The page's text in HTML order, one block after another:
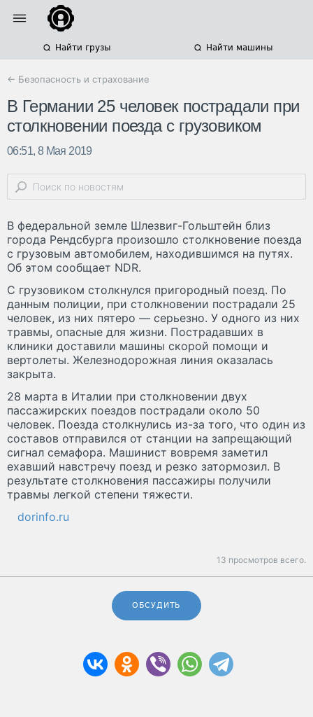
Найти грузы Найти машины
← Безопасность и страхование
В Германии 25 человек пострадали при
столкновении поезда с грузовиком
06:51, 8 Мая 2019
В федеральной земле Шлезвиг-Гольштейн близ
города Рендсбурга произошло столкновение поезда
с грузовым автомобилем, находившимся на путях.
Об этом сообщает NDR.
С грузовиком столкнулся пригородный поезд. По
данным полиции, при столкновении пострадали 25
человек, из них пятеро — серьезно. У одного из них
травмы, опасные для жизни. Пострадавших в
клиники доставили машины скорой помощи и
вертолеты. Железнодорожная линия оказалась
закрыта.
28 марта в Италии при столкновении двух
пассажирских поездов пострадали около 50
человек. Поезда столкнулись из-за того, что один из
составов отправился от станции на запрещающий
сигнал семафора. Машинист вовремя заметил
ехавший навстречу поезд и резко затормозил. В
результате столкновения пассажиры получили
травмы легкой степени тяжести.
dorinfo.ru
13 просмотров всего.
ОБСУДИТЬ